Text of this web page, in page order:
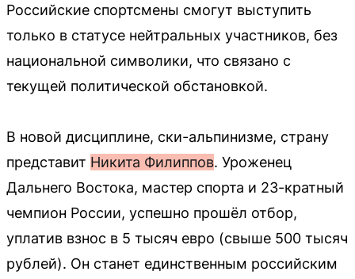
Российские спортсмены смогут выступить
только в статусе нейтральных участников, без
национальной символики, что связано с
текущей политической обстановкой.
В новой дисциплине, ски-альпинизме, страну
представит Никита Филиппов. Уроженец
Дальнего Востока, мастер спорта и 23-кратный
чемпион России, успешно прошёл отбор,
уплатив взнос в 5 тысяч евро (свыше 500 тысяч
рублей). Он станет единственным российским